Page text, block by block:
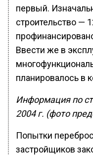
первый.
строительство —
Ввести же в
планировалось в
Информация по
2004 г. (фото
Попытки
застройщиков